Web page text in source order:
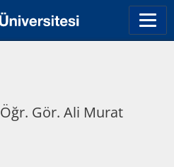
Öğr. Gör. Ali Murat